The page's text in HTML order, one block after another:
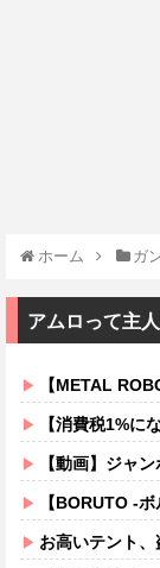
ホーム ガ
アムロって主
【METAL
【消費税1%にな
【動画】ジャンポケ
【BORUTO -
お高いテント